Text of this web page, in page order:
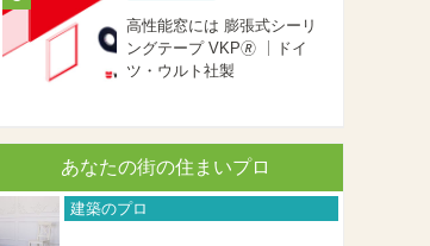
高性能窓には 膨張式シーリ
ングテープ VKP🄬 ｜ドイ
ツ・ウルト社製
あなたの街の住まいプロ
建築のプロ